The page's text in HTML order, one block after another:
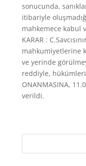
sonucunda,
itibariyle
mahkemece kabul
KARAR :
mahkumiyetlerine
ve yerinde
reddiyle,
ONANMASINA,
verildi.